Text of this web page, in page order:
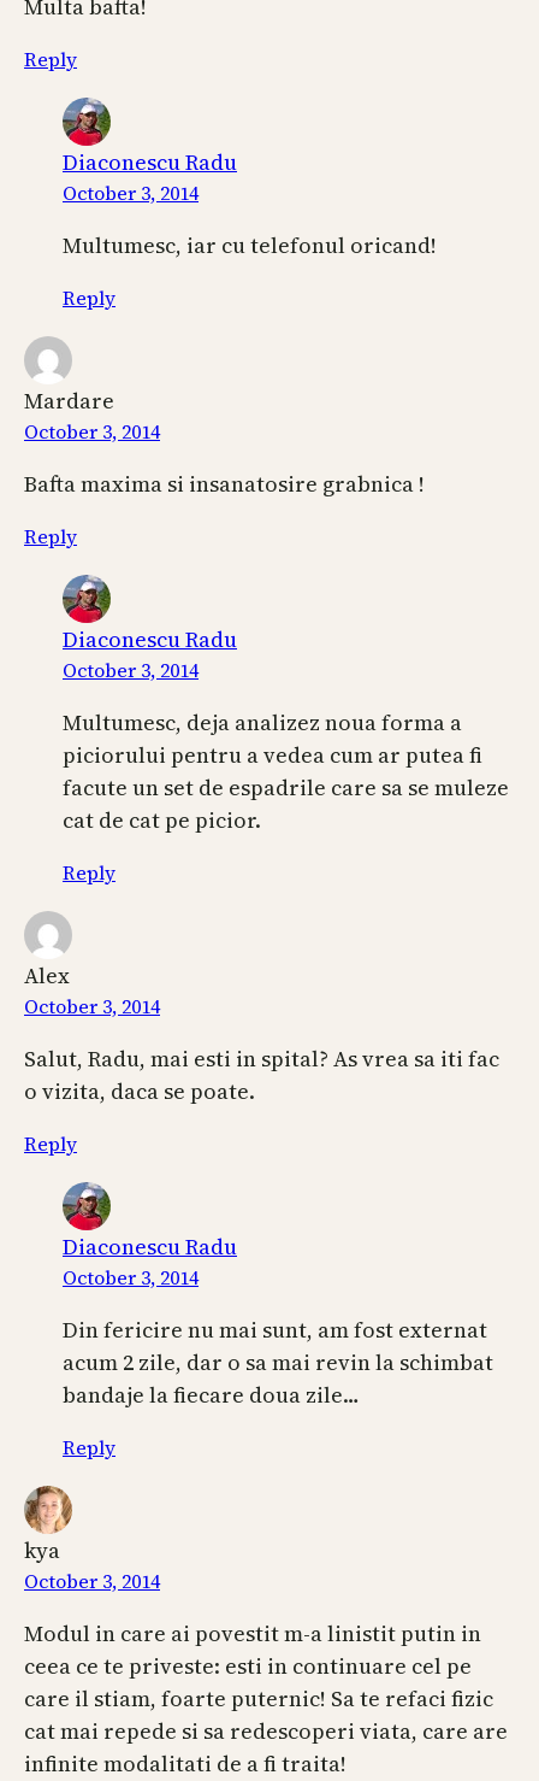
Multa bafta!
Reply
Diaconescu Radu
October 3, 2014
Multumesc, iar cu telefonul oricand!
Reply
Mardare
October 3, 2014
Bafta maxima si insanatosire grabnica !
Reply
Diaconescu Radu
October 3, 2014
Multumesc, deja analizez noua forma a
piciorului pentru a vedea cum ar putea fi
facute un set de espadrile care sa se muleze
cat de cat pe picior.
Reply
Alex
October 3, 2014
Salut, Radu, mai esti in spital? As vrea sa iti fac
o vizita, daca se poate.
Reply
Diaconescu Radu
October 3, 2014
Din fericire nu mai sunt, am fost externat
acum 2 zile, dar o sa mai revin la schimbat
bandaje la fiecare doua zile…
Reply
kya
October 3, 2014
Modul in care ai povestit m-a linistit putin in
ceea ce te priveste: esti in continuare cel pe
care il stiam, foarte puternic! Sa te refaci fizic
cat mai repede si sa redescoperi viata, care are
infinite modalitati de a fi traita!